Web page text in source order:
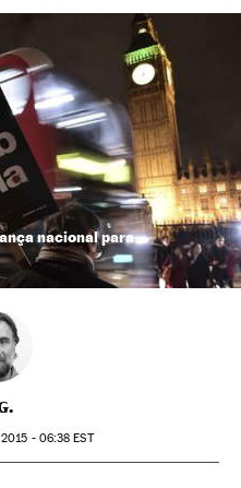
nacional para
- 06:38 EST